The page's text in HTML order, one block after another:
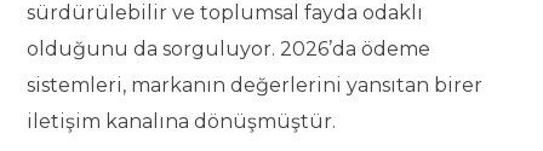
sürdürülebilir ve toplumsal fayda odaklı
olduğunu da sorguluyor. 2026’da ödeme
sistemleri, markanın değerlerini yansıtan birer
iletişim kanalına dönüşmüştür.